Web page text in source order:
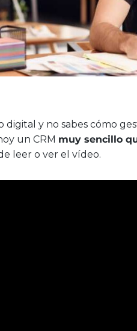
digital y no sabes cómo
un CRM muy sencillo
leer o ver el vídeo.